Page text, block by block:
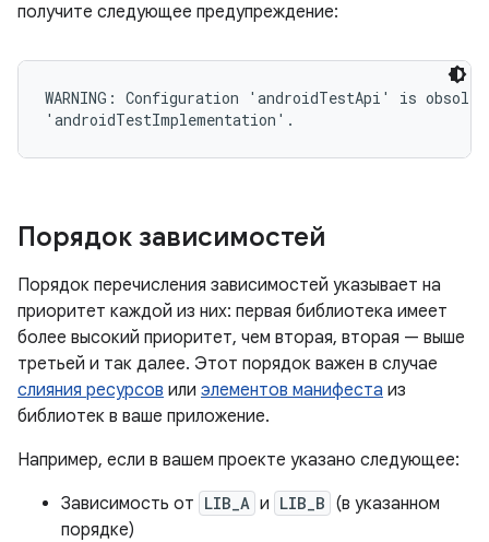
получите следующее предупреждение:
WARNING: Configuration 'androidTestApi' is
Порядок зависимостей
Порядок перечисления зависимостей указывает на
приоритет каждой из них: первая библиотека имеет
более высокий приоритет, чем вторая, вторая — выше
третьей и так далее. Этот порядок важен в случае
слияния ресурсов или элементов манифеста из
библиотек в ваше приложение.
Например, если в вашем проекте указано следующее:
Зависимость от LIB_A и LIB_B (в указанном
порядке)